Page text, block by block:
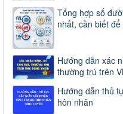
Tổng hợp số
nhất, cần biết
Hướng dẫn xác
thường trú trên
Hướng dẫn thủ
hôn nhân